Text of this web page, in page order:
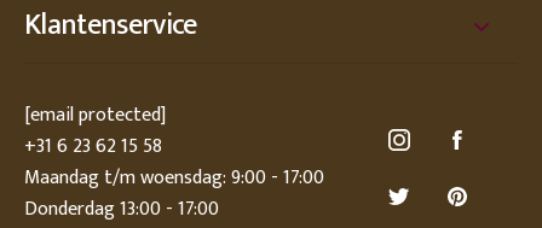
Klantenservice
[email protected]
+31 6 23 62 15 58
Maandag t/m woensdag: 9:00 - 17:00
Donderdag 13:00 - 17:00